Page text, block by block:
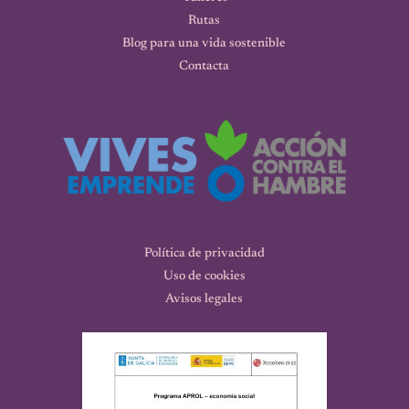
Rutas
Blog para una vida sostenible
Contacta
Política de privacidad
Uso de cookies
Avisos legales